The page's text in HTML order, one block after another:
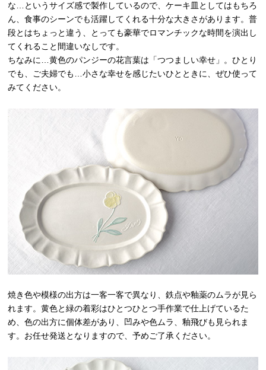
な…というサイズ感で製作しているので、ケーキ皿としてはもちろ
ん、食事のシーンでも活躍してくれる十分な大きさがあります。普
段とはちょっと違う、とっても豪華でロマンチックな時間を演出し
てくれること間違いなしです。
ちなみに…黄色のパンジーの花言葉は「つつましい幸せ」。ひとり
でも、ご夫婦でも…小さな幸せを感じたいひとときに、ぜひ使って
みてください。
焼き色や模様の出方は一客一客で異なり、鉄点や釉薬のムラが見ら
れます。黄色と緑の着彩はひとつひとつ手作業で仕上げているた
め、色の出方に個体差があり、凹みや色ムラ、釉飛びも見られま
す。お任せ発送となりますので、予めご了承ください。